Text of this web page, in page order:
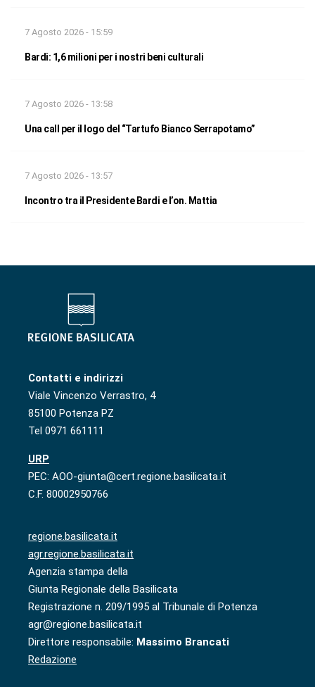
7 Agosto 2026 - 15:59
Bardi: 1,6 milioni per i nostri beni culturali
7 Agosto 2026 - 13:58
Una call per il logo del “Tartufo Bianco Serrapotamo”
7 Agosto 2026 - 13:57
Incontro tra il Presidente Bardi e l’on. Mattia
Contatti e indirizzi
Viale Vincenzo Verrastro, 4
85100 Potenza PZ
Tel 0971 661111
URP
PEC: AOO-giunta@cert.regione.basilicata.it
C.F. 80002950766
regione.basilicata.it
agr.regione.basilicata.it
Agenzia stampa della
Giunta Regionale della Basilicata
Registrazione n. 209/1995 al Tribunale di Potenza
agr@regione.basilicata.it
Direttore responsabile: Massimo Brancati
Redazione